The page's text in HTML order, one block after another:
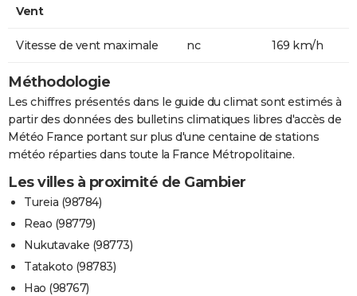
Vent
Vitesse de vent maximale nc 169 km/h
Méthodologie
Les chiffres présentés dans le guide du climat sont estimés à
partir des données des bulletins climatiques libres d'accès de
Météo France portant sur plus d'une centaine de stations
météo réparties dans toute la France Métropolitaine.
Les villes à proximité de Gambier
Tureia (98784)
Reao (98779)
Nukutavake (98773)
Tatakoto (98783)
Hao (98767)